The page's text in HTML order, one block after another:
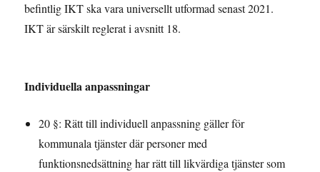
befintlig IKT ska vara universellt utformad senast 2021.
IKT är särskilt reglerat i avsnitt 18.
Individuella anpassningar
20 §: Rätt till individuell anpassning gäller för
kommunala tjänster där personer med
funktionsnedsättning har rätt till likvärdiga tjänster som